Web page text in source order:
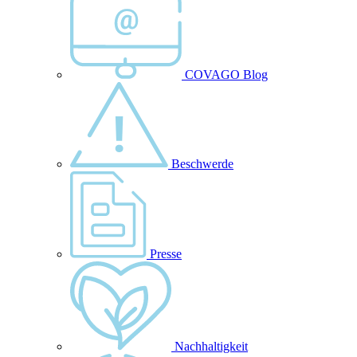
COVAGO Blog
Beschwerde
Presse
Nachhaltigkeit